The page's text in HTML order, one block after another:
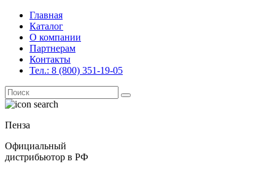
Главная
Каталог
О компании
Партнерам
Контакты
Тел.: 8 (800) 351-19-05
Поиск
for:
Пенза
Официальный
дистрибьютор в РФ